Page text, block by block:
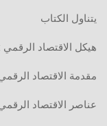
يتناول الكتاب
هيكل الاقتصاد الرقمي
مقدمة الاقتصاد
عناصر الاقتصاد